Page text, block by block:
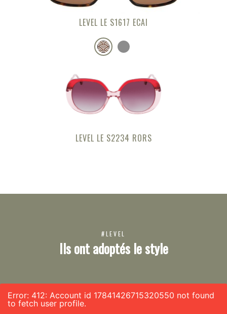
LEVEL LE S1617 ECAI
LEVEL LE S2234 RORS
#LEVEL
Ils ont adoptés le style
Error: 412: Account id 17841426715320550 not found
to fetch user profile.